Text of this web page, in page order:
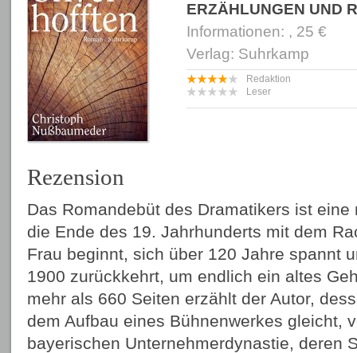
ERZÄHLUNGEN UND
Informationen: , 25 €
Verlag: Suhrkamp
Redaktion
Leser
Rezension
Das Romandebüt des Dramatikers ist
die Ende des 19. Jahrhunderts mit dem
Frau beginnt, sich über 120 Jahre spannt
1900 zurückkehrt, um endlich ein altes
mehr als 660 Seiten erzählt der Autor,
dem Aufbau eines Bühnenwerkes gleicht,
bayerischen Unternehmerdynastie, deren